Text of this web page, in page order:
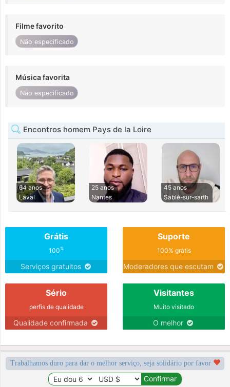
Filme favorito
Não especificado
Música favorita
Não especificado
Encontros homem Pays de la Loire
64 anos
Laval
25 anos
Nantes
45 anos
Sablé-sur-sarth
Grátis
100%
Serviços gratuitos
Suporte
100% grátis
Moderadores que escutam
Sério
perfis de qualidade
Qualidade confirmada
Visitantes
Muito visitado
O melhor
Trabalhamos duro para dar o melhor serviço, seja solidário por favor